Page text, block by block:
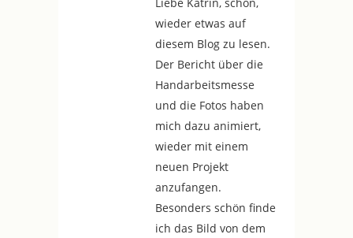
wieder etwas auf
diesem Blog zu lesen.
Der Bericht über die
Handarbeitsmesse
und die Fotos haben
mich dazu animiert,
wieder mit einem
neuen Projekt
anzufangen.
Besonders schön finde
ich das Bild von dem